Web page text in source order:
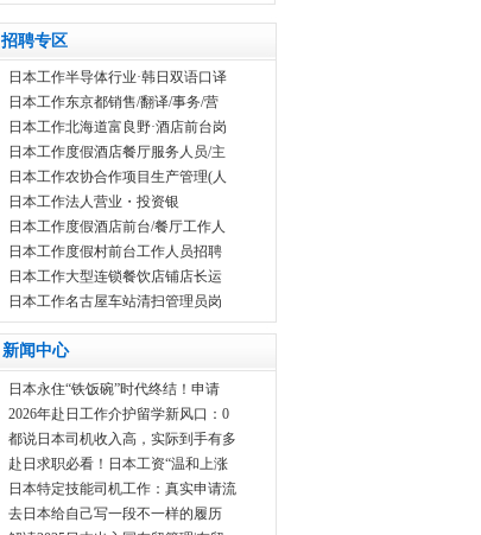
招聘专区
日本工作半导体行业·韩日双语口译
日本工作东京都销售/翻译/事务/营
日本工作北海道富良野·酒店前台岗
日本工作度假酒店餐厅服务人员/主
日本工作农协合作项目生产管理(人
日本工作法人营业・投资银
日本工作度假酒店前台/餐厅工作人
日本工作度假村前台工作人员招聘
日本工作大型连锁餐饮店铺店长运
日本工作名古屋车站清扫管理员岗
新闻中心
日本永住“铁饭碗”时代终结！申请
2026年赴日工作介护留学新风口：0
都说日本司机收入高，实际到手有多
赴日求职必看！日本工资“温和上涨
日本特定技能司机工作：真实申请流
去日本给自己写一段不一样的履历